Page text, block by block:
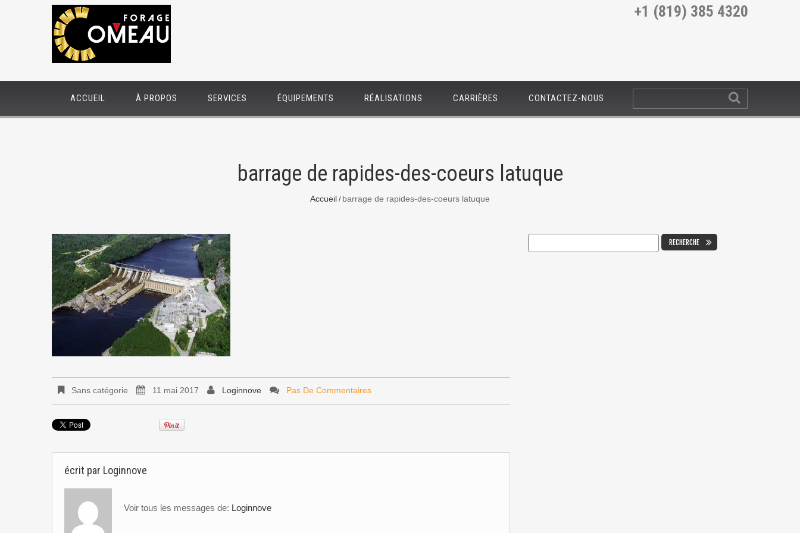
+1 (819) 385 4320
ACCUEIL À PROPOS SERVICES ÉQUIPEMENTS RÉALISATIONS CARRIÈRES CONTACTEZ-NOUS
barrage de rapides-des-coeurs latuque
Accueil barrage de rapides-des-coeurs latuque
Sans catégorie 11 mai 2017 Loginnove Pas De Commentaires
écrit par Loginnove
Voir tous les messages de: Loginnove